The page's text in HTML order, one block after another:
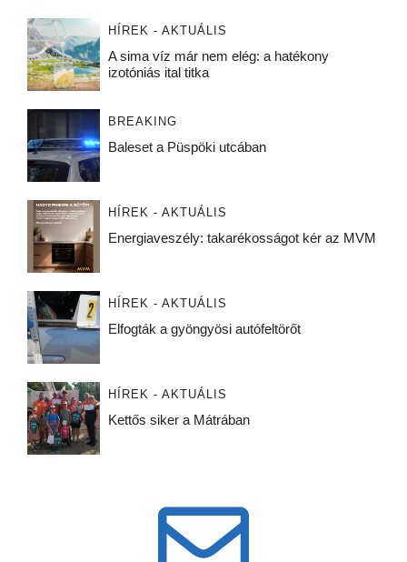
HÍREK - AKTUÁLIS
A sima víz már nem elég: a hatékony
izotóniás ital titka
BREAKING
Baleset a Püspöki utcában
HÍREK - AKTUÁLIS
Energiaveszély: takarékosságot kér az MVM
HÍREK - AKTUÁLIS
Elfogták a gyöngyösi autófeltörőt
HÍREK - AKTUÁLIS
Kettős siker a Mátrában